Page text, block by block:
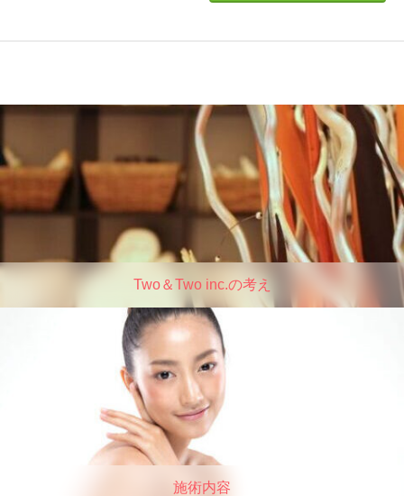
Two＆Two inc.の考え
施術内容